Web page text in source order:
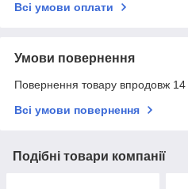
Всі умови оплати
Умови повернення
Повернення товару впродовж 14
Всі умови повернення
Подібні товари компанії